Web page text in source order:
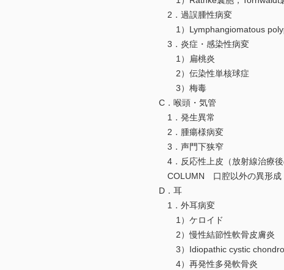
2．過誤腫性病変
1）Lymphangiomatous
3．炎症・感染性病変
1）扁桃炎
2）伝染性単核球症
3）梅毒
C．喉頭・気管
1．発生異常
2．腫瘍様病変
3．声門下狭窄
4．反応性上皮（放射線治療後
COLUMN 口腔以外の異形成
D．耳
1．外耳病変
1）ケロイド
2）慢性結節性軟骨皮膚炎
3）Idiopathic cystic
4）再発性多発軟骨炎